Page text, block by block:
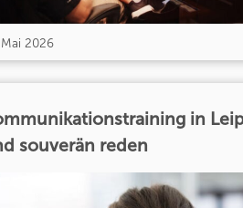
Mai 2026
in
souverän reden